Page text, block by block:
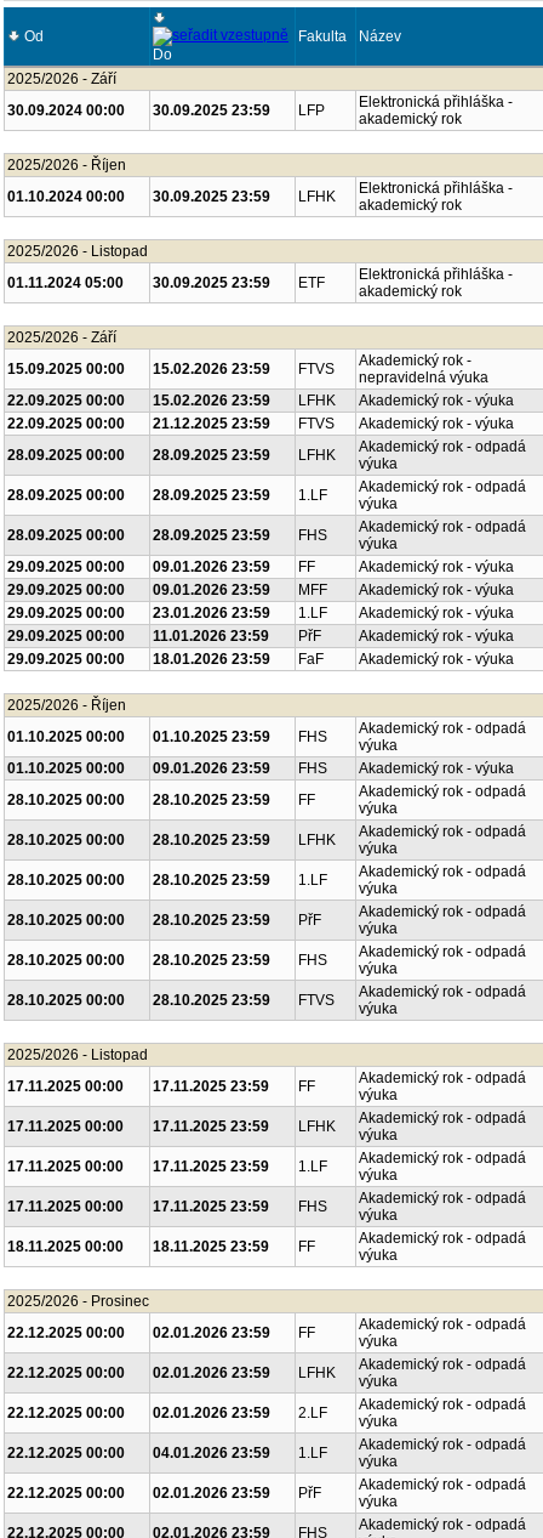
Od
Do
Fakulta Název
2025/2026 - Září
30.09.2024 00:00
30.09.2025 23:59 LFP
Elektronická přihláška -
akademický rok
2025/2026 - Říjen
01.10.2024 00:00
30.09.2025 23:59 LFHK
Elektronická přihláška -
akademický rok
2025/2026 - Listopad
01.11.2024 05:00
30.09.2025 23:59 ETF
Elektronická přihláška -
akademický rok
2025/2026 - Září
15.09.2025 00:00
15.02.2026 23:59 FTVS
Akademický rok -
nepravidelná výuka
22.09.2025 00:00
15.02.2026 23:59 LFHK
Akademický rok - výuka
22.09.2025 00:00
21.12.2025 23:59 FTVS
Akademický rok - výuka
28.09.2025 00:00
28.09.2025 23:59 LFHK
Akademický rok - odpadá
výuka
28.09.2025 00:00
28.09.2025 23:59 1.LF
Akademický rok - odpadá
výuka
28.09.2025 00:00
28.09.2025 23:59 FHS
Akademický rok - odpadá
výuka
29.09.2025 00:00
09.01.2026 23:59 FF
Akademický rok - výuka
29.09.2025 00:00
09.01.2026 23:59 MFF
Akademický rok - výuka
29.09.2025 00:00
23.01.2026 23:59 1.LF
Akademický rok - výuka
29.09.2025 00:00
11.01.2026 23:59 PřF
Akademický rok - výuka
29.09.2025 00:00
18.01.2026 23:59 FaF Akademický rok - výuka
2025/2026 - Říjen
01.10.2025 00:00
01.10.2025 23:59 FHS
Akademický rok - odpadá
výuka
01.10.2025 00:00
09.01.2026 23:59 FHS
Akademický rok - výuka
28.10.2025 00:00
28.10.2025 23:59 FF
Akademický rok - odpadá
výuka
28.10.2025 00:00
28.10.2025 23:59 LFHK
Akademický rok - odpadá
výuka
28.10.2025 00:00
28.10.2025 23:59 1.LF
Akademický rok - odpadá
výuka
28.10.2025 00:00
28.10.2025 23:59 PřF
Akademický rok - odpadá
výuka
28.10.2025 00:00
28.10.2025 23:59 FHS
Akademický rok - odpadá
výuka
28.10.2025 00:00
28.10.2025 23:59 FTVS
Akademický rok - odpadá
výuka
2025/2026 - Listopad
17.11.2025 00:00
17.11.2025 23:59 FF
Akademický rok - odpadá
výuka
17.11.2025 00:00
17.11.2025 23:59 LFHK
Akademický rok - odpadá
výuka
17.11.2025 00:00
17.11.2025 23:59 1.LF
Akademický rok - odpadá
výuka
17.11.2025 00:00
17.11.2025 23:59 FHS
Akademický rok - odpadá
výuka
18.11.2025 00:00
18.11.2025 23:59 FF
Akademický rok - odpadá
výuka
2025/2026 - Prosinec
22.12.2025 00:00
02.01.2026 23:59 FF
Akademický rok - odpadá
výuka
22.12.2025 00:00
02.01.2026 23:59 LFHK
Akademický rok - odpadá
výuka
22.12.2025 00:00
02.01.2026 23:59 2.LF
Akademický rok - odpadá
výuka
22.12.2025 00:00
04.01.2026 23:59 1.LF
Akademický rok - odpadá
výuka
22.12.2025 00:00
02.01.2026 23:59 PřF
Akademický rok - odpadá
výuka
22.12.2025 00:00
02.01.2026 23:59 FHS
Akademický rok - odpadá